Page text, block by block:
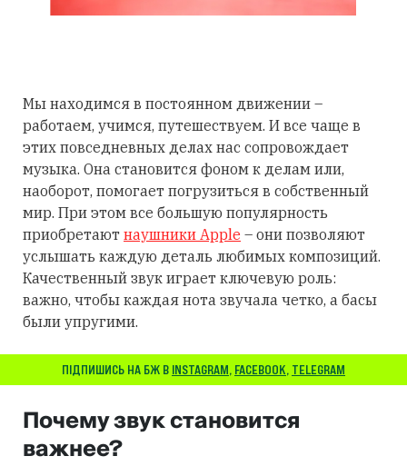
Мы находимся в постоянном движении –
работаем, учимся, путешествуем. И все чаще в
этих повседневных делах нас сопровождает
музыка. Она становится фоном к делам или,
наоборот, помогает погрузиться в собственный
мир. При этом все большую популярность
приобретают наушники Apple – они позволяют
услышать каждую деталь любимых композиций.
Качественный звук играет ключевую роль:
важно, чтобы каждая нота звучала четко, а басы
были упругими.
ПІДПИШИСЬ НА БЖ В INSTAGRAM, FACEBOOK, TELEGRAM
Почему звук становится
важнее?